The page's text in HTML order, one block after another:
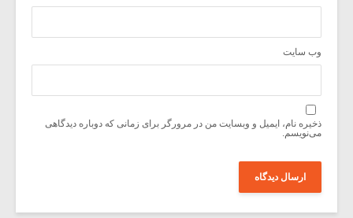
وب‌ سایت
ذخیره نام، ایمیل و وبسایت من در مرورگر برای زمانی که دوباره دیدگاهی
می‌نویسم.